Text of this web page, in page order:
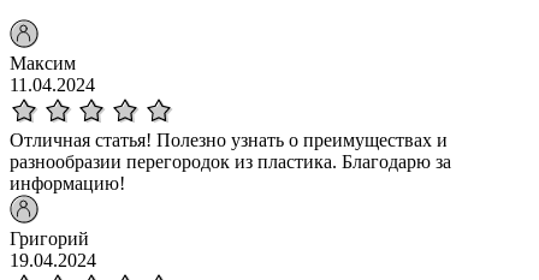
Максим
11.04.2024
Отличная статья! Полезно узнать о преимуществах и
разнообразии перегородок из пластика. Благодарю за
информацию!
Григорий
19.04.2024